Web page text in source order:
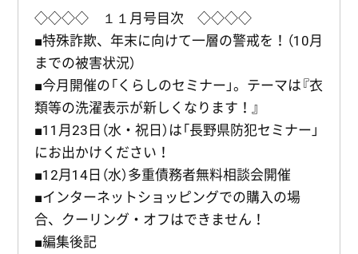
◇◇◇◇ １１月号目次 ◇◇◇◇
■特殊詐欺、年末に向けて一層の警戒を！（10月
までの被害状況）
■今月開催の「くらしのセミナー」。テーマは『衣
類等の洗濯表示が新しくなります！』
■11月23日（水・祝日）は「長野県防犯セミナー」
にお出かけください！
■12月14日（水）多重債務者無料相談会開催
■インターネットショッピングでの購入の場
合、クーリング・オフはできません！
■編集後記